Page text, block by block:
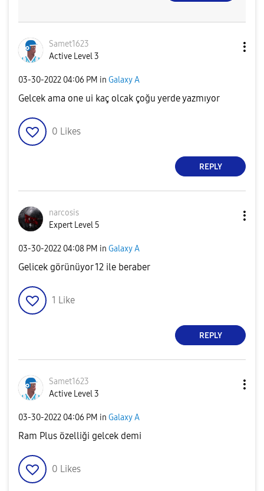
Samet1623
Active Level 3
‎03-30-2022 04:06 PM in Galaxy A
Gelcek ama one ui kaç olcak çoğu yerde yazmıyor
0 Likes
REPLY
narcosis
Expert Level 5
‎03-30-2022 04:08 PM in Galaxy A
Gelicek görünüyor 12 ile beraber
1 Like
REPLY
Samet1623
Active Level 3
‎03-30-2022 04:06 PM in Galaxy A
Ram Plus özelliği gelcek demi
0 Likes